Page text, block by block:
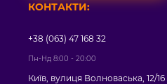
КОНТАКТИ:
+38 (063) 47 168 32
Пн-Нд 8:00 - 20:00
Київ, вулиця Волноваська, 12/16